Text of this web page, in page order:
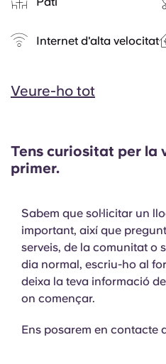
Internet d'alta velocitat
Veure-ho tot
Tens curiositat per la
primer.
Sabem que sol·licitar un
important, així que
serveis, de la comunitat o
dia normal, escriu-ho al
deixa la teva informació
on començar.
Ens posarem en contacte